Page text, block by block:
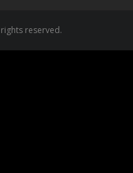
reserved.